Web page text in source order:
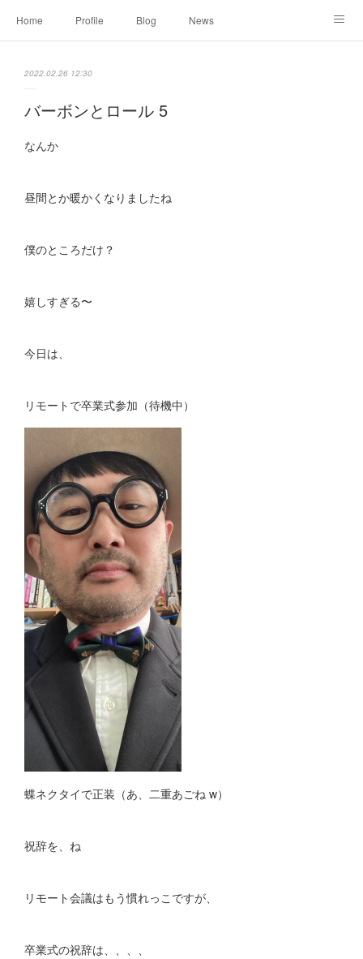
Home Profile Blog News
2022.02.26 12:30
バーボンとロール 5
なんか
昼間とか暖かくなりましたね
僕のところだけ？
嬉しすぎる〜
今日は、
リモートで卒業式参加（待機中）
蝶ネクタイで正装（あ、二重あごね w）
祝辞を、ね
リモート会議はもう慣れっこですが、
卒業式の祝辞は、、、、